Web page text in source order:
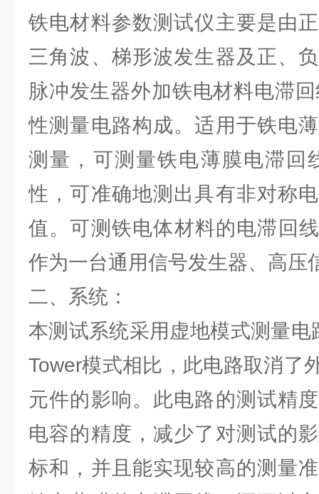
铁电材料参数测试仪主要是由
三角波、梯形波发生器及正、
脉冲发生器外加铁电材料电滞
性测量电路构成。适用于铁电
测量，可测量铁电薄膜电滞回
性，可准确地测出具有非对称
值。可测铁电体材料的电滞回
作为一台通用信号发生器、高压
二、系统：
本测试系统采用虚地模式测量
Tower模式相比，此电路取消了
元件的影响。此电路的测试精
电容的精度，减少了对测试的
标和，并且能实现较高的测量